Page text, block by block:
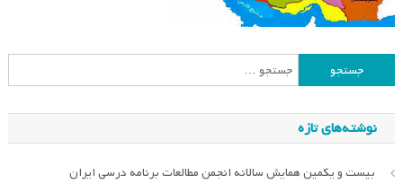
جستجو
برای:
نوشته‌های تازه
بیست و یکمین همایش سالانه انجمن مطالعات برنامه درسی ایران